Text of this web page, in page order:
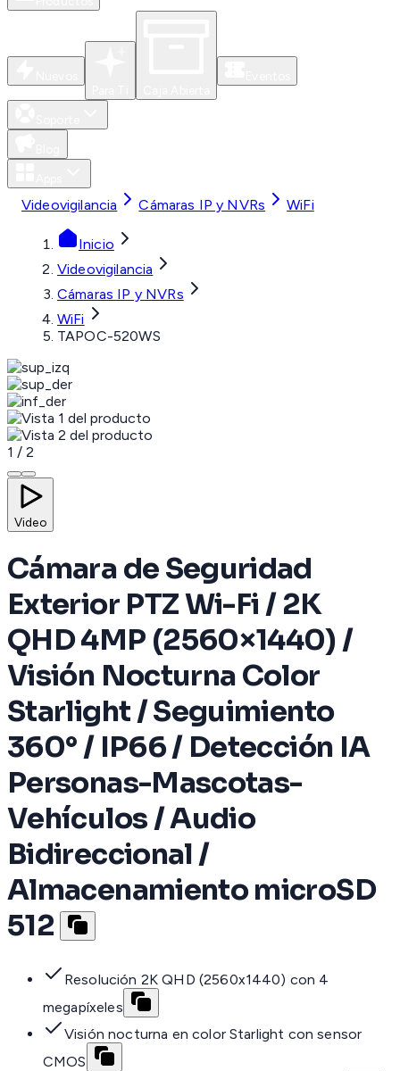
Videovigilancia Cámaras IP y NVRs WiFi
Inicio
Videovigilancia
Cámaras IP y NVRs
WiFi
TAPOC-520WS
1 / 2
Video
Cámara de Seguridad
Exterior PTZ Wi-Fi / 2K
QHD 4MP (2560×1440) /
Visión Nocturna Color
Starlight / Seguimiento
360° / IP66 / Detección IA
Personas-Mascotas-
Vehículos / Audio
Bidireccional /
Almacenamiento microSD
512
Resolución 2K QHD (2560x1440) con 4
megapíxeles
Visión nocturna en color Starlight con sensor
CMOS